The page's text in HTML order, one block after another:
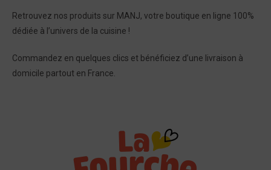
Retrouvez nos produits sur MANJ, votre boutique en ligne 100%
dédiée à l’univers de la cuisine !
Commandez en quelques clics et bénéficiez d’une livraison à
domicile partout en France.